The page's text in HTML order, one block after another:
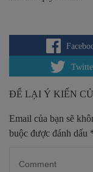
ĐỂ LẠI Ý KIẾN
Email của bạn sẽ
buộc được đánh dấu